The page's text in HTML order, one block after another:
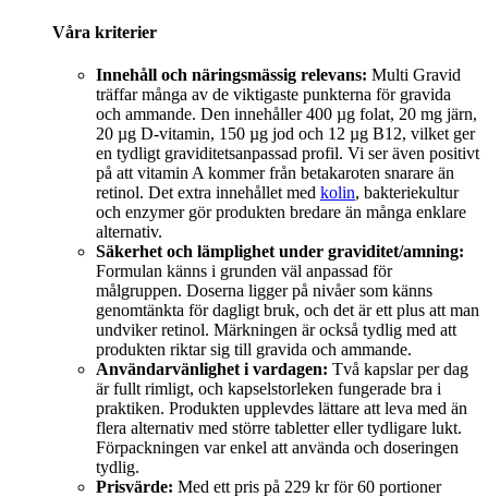
Våra kriterier
Innehåll och näringsmässig relevans: Multi Gravid
träffar många av de viktigaste punkterna för gravida
och ammande. Den innehåller 400 µg folat, 20 mg järn,
20 µg D-vitamin, 150 µg jod och 12 µg B12, vilket ger
en tydligt graviditetsanpassad profil. Vi ser även positivt
på att vitamin A kommer från betakaroten snarare än
retinol. Det extra innehållet med kolin, bakteriekultur
och enzymer gör produkten bredare än många enklare
alternativ.
Säkerhet och lämplighet under graviditet/amning:
Formulan känns i grunden väl anpassad för
målgruppen. Doserna ligger på nivåer som känns
genomtänkta för dagligt bruk, och det är ett plus att man
undviker retinol. Märkningen är också tydlig med att
produkten riktar sig till gravida och ammande.
Användarvänlighet i vardagen: Två kapslar per dag
är fullt rimligt, och kapselstorleken fungerade bra i
praktiken. Produkten upplevdes lättare att leva med än
flera alternativ med större tabletter eller tydligare lukt.
Förpackningen var enkel att använda och doseringen
tydlig.
Prisvärde: Med ett pris på 229 kr för 60 portioner